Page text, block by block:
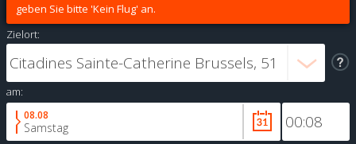
geben Sie bitte 'Kein Flug' an.
Zielort:
am:
08.08
Samstag